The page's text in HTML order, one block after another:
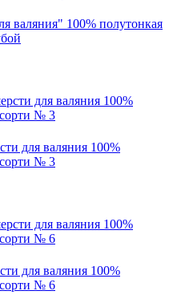
валяния" 100% полутонкая
для валяния 100%
№ 3
для валяния 100%
№ 6